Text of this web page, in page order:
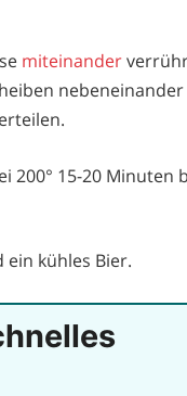
miteinander
200° 15-20
ein kühles Bier.